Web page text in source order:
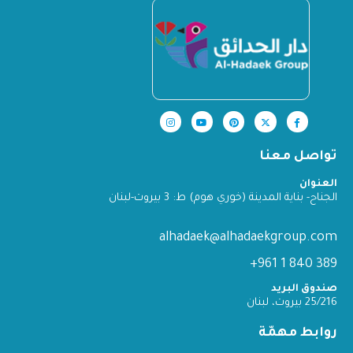
تواصل معنا
العنوان
الجناح- بناية المدينة (خوري هوم) ط: 3 بيروت-لبنان
alhadaek@alhadaekgroup.com
389 840 1 961+
صندوق البريد
25/216 بيروت، لبنان
روابط مهمّة